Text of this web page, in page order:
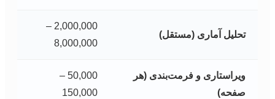
تحلیل آماری (مستقل)
2,000,000 –
8,000,000
ویراستاری و فرمت‌بندی (هر
صفحه)
50,000 –
150,000